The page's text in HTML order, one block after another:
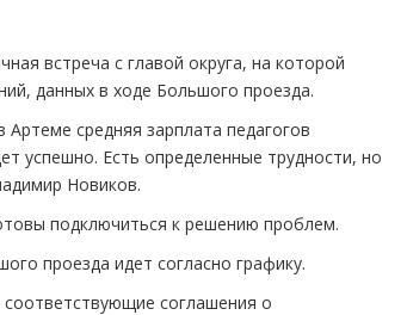
встреча с главой округа, на которой
данных в ходе Большого проезда.
средняя зарплата педагогов
успешно. Есть определенные трудности, но
Новиков.
подключиться к решению проблем.
проезда идет согласно графику.
соглашения о